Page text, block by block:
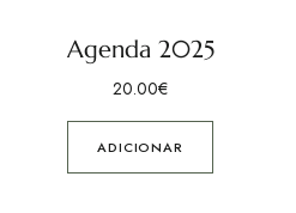
Agenda 2025
20.00€
ADICIONAR